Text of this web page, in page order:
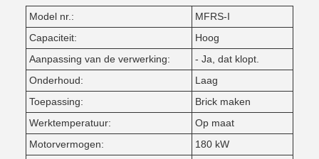
Model nr.:
MFRS-I
Capaciteit:
Hoog
Aanpassing van de verwerking:
- Ja, dat klopt.
Onderhoud:
Laag
Toepassing:
Brick maken
Werktemperatuur:
Op maat
Motorvermogen:
180 kW